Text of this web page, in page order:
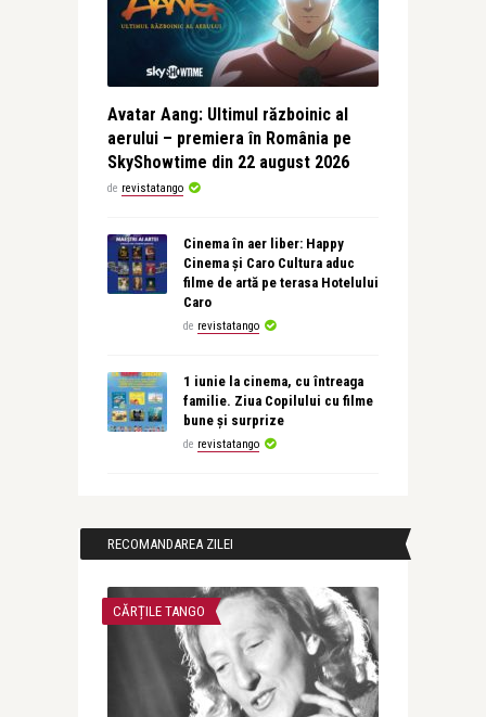
Avatar Aang: Ultimul războinic al
aerului – premiera în România pe
SkyShowtime din 22 august 2026
de revistatango
Cinema în aer liber: Happy
Cinema și Caro Cultura aduc
filme de artă pe terasa Hotelului
Caro
de revistatango
1 iunie la cinema, cu întreaga
familie. Ziua Copilului cu filme
bune și surprize
de revistatango
RECOMANDAREA ZILEI
CĂRȚILE TANGO